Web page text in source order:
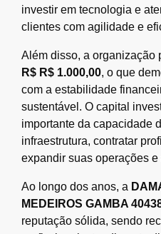
investir em tecnologia e
clientes com agilidade e
Além disso, a organização
R$ R$ 1.000,00, o que
com a estabilidade
sustentável. O capital
importante da capacidade
infraestrutura, contratar
expandir suas operações
Ao longo dos anos, a
MEDEIROS GAMBA
reputação sólida, sendo